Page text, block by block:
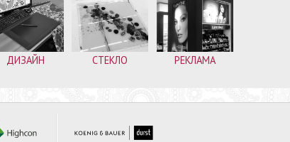
ДИЗАЙН СТЕКЛО РЕКЛАМА